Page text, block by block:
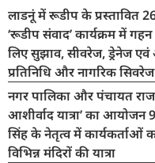
लाडनूं में रूडीप के प्रस्तावित
‘रूडीप संवाद’ कार्यक्रम में
लिए सुझाव, सीवरेज, ड्रेनेज
प्रतिनिधि और नागरिक
नगर पालिका और पंचायत
आशीर्वाद यात्रा’ का
सिंह के नेतृत्व में कार्यकर्ताओं
विभिन्न मंदिरों की यात्रा